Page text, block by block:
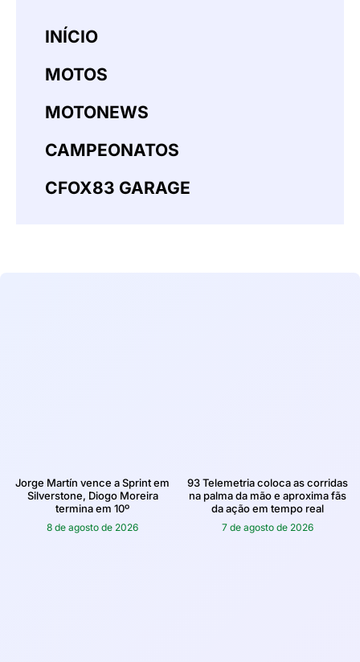
INÍCIO
MOTOS
MOTONEWS
CAMPEONATOS
CFOX83 GARAGE
Jorge Martín vence a Sprint em
Silverstone, Diogo Moreira
termina em 10º
8 de agosto de 2026
93 Telemetria coloca as corridas
na palma da mão e aproxima fãs
da ação em tempo real
7 de agosto de 2026